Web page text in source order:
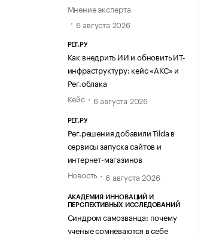
Мнение эксперта
6 августа 2026
РЕГ.РУ
Как внедрить ИИ и обновить ИТ-
инфраструктуру: кейс «АКС» и
Рег.облака
Кейс
6 августа 2026
РЕГ.РУ
Рег.решения добавили Tilda в
сервисы запуска сайтов и
интернет-магазинов
Новость
6 августа 2026
АКАДЕМИЯ ИННОВАЦИЙ И
ПЕРСПЕКТИВНЫХ ИССЛЕДОВАНИЙ
Синдром самозванца: почему
ученые сомневаются в себе